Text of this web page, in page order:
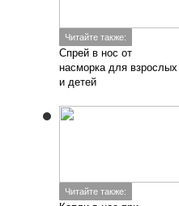
Читайте также:
Спрей в нос от
насморка для взрослых
и детей
Читайте также: